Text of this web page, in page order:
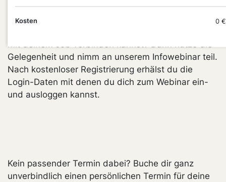
Kosten 0 €
welche der vier Fachrichtungen (Buchhandel,
Medienmarketing und -vertrieb, E-Commerce oder
mit deinem Job verbinden kannst? Dann nutze die
Gelegenheit und nimm an unserem Infowebinar teil.
Nach kostenloser Registrierung erhälst du die
Login-Daten mit denen du dich zum Webinar ein-
und ausloggen kannst.
Kein passender Termin dabei? Buche dir ganz
unverbindlich einen persönlichen Termin für deine